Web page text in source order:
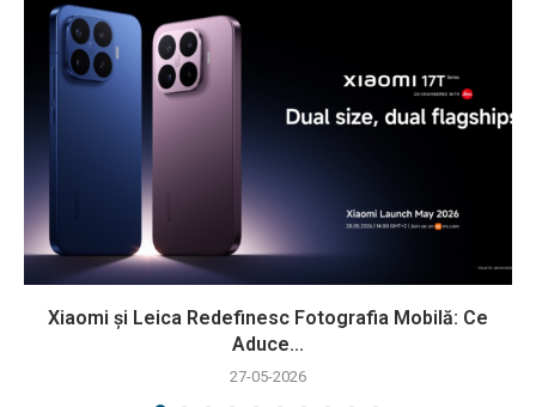
Xiaomi și Leica Redefinesc Fotografia Mobilă: Ce
Aduce...
27-05-2026